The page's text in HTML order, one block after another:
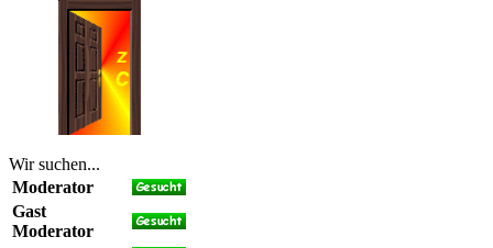
Wir suchen...
Moderator
Gast
Moderator